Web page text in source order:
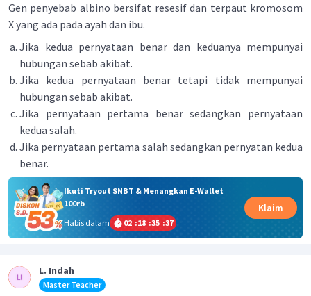
Gen penyebab albino bersifat resesif dan terpaut kromosom
X yang ada pada ayah dan ibu.
Jika kedua pernyataan benar dan keduanya mempunyai
hubungan sebab akibat.
Jika kedua pernyataan benar tetapi tidak mempunyai
hubungan sebab akibat.
Jika pernyataan pertama benar sedangkan pernyataan
kedua salah.
Jika pernyataan pertama salah sedangkan pernyatan kedua
benar.
Ikuti Tryout SNBT & Menangkan E-Wallet
100rb
Habis dalam
02 :18 :35 :37
Klaim
L. Indah
Master Teacher